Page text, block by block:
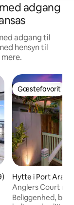
adgang
adgang til
hensyn til
i gennemsnitlig
Gæstefavorit
Gæstefavorit
Hytte i Port
Anglers Court nr.
Midtown Port
Beliggenhed,